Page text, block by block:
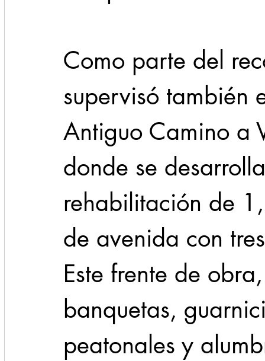
Como parte del
supervisó también
Antiguo Camino a
donde se
rehabilitación de
de avenida con
Este frente de
banquetas,
peatonales y